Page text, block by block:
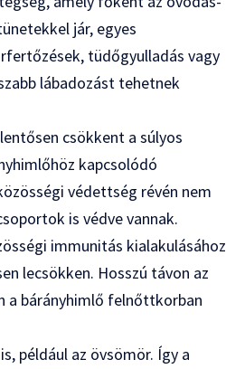
jár, egyes
tüdőgyulladás vagy
lábadozást tehetnek
csökkent a súlyos
kapcsolódó
védettség révén nem
is védve vannak.
immunitás kialakulásához
lecsökken. Hosszú távon az
bárányhimlő felnőttkorban
például az övsömör. Így a